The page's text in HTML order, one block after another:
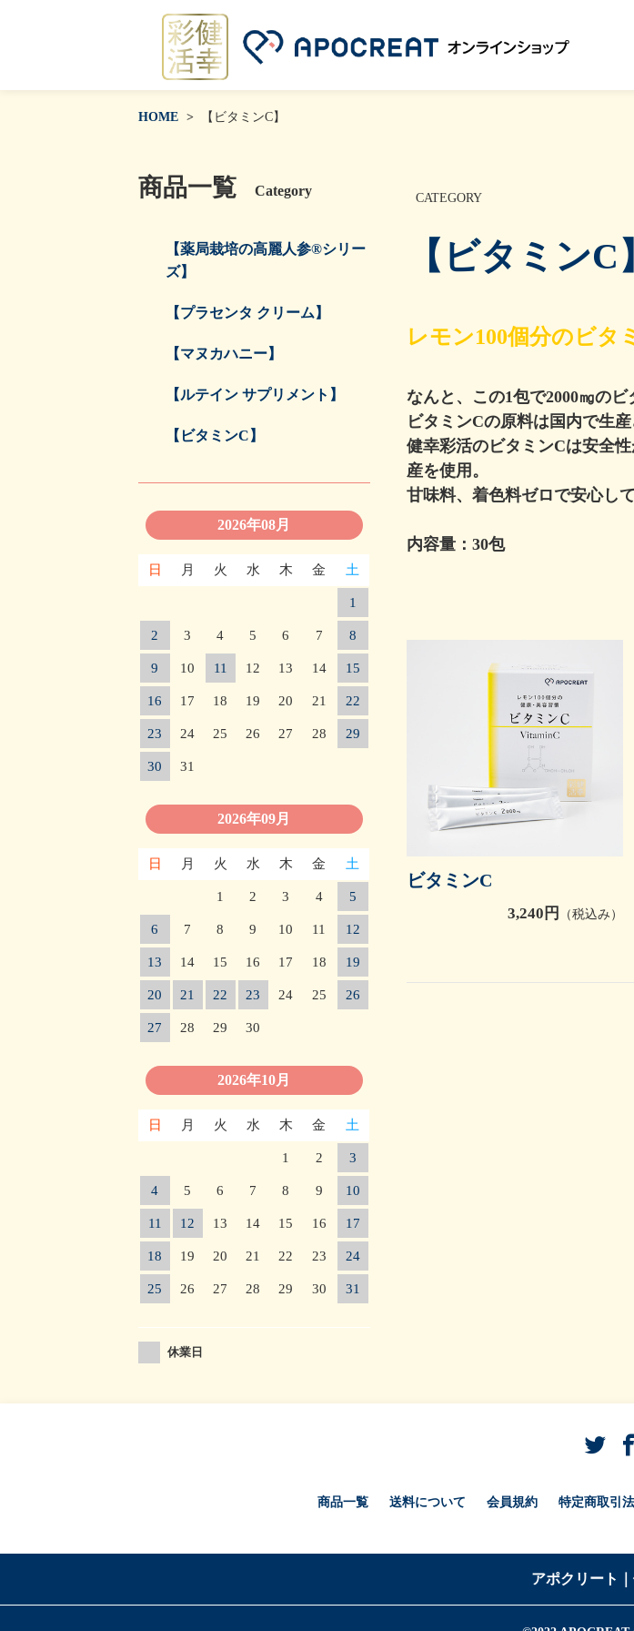
HOME 【ビタミンC】
CATEGORY
【ビタミンC】
レモン100個分のビタ
なんと、この1包で2000㎎のビ
ビタミンCの原料は国内で生
健幸彩活のビタミンCは安全
産を使用。
甘味料、着色料ゼロで安心し
内容量：30包
ビタミンC
3,240円 （税込み）
商品一覧 Category
【薬局栽培の高麗人参®シリー
ズ】
【プラセンタ クリーム】
【マヌカハニー】
【ルテイン サプリメント】
【ビタミンC】
2026年08月
日 月 火 水 木 金 土
1
2 3 4 5 6 7 8
9 10 11 12 13 14 15
16 17 18 19 20 21 22
23 24 25 26 27 28 29
30 31
2026年09月
日 月 火 水 木 金 土
1 2 3 4 5
6 7 8 9 10 11 12
13 14 15 16 17 18 19
20 21 22 23 24 25 26
27 28 29 30
2026年10月
日 月 火 水 木 金 土
1 2 3
4 5 6 7 8 9 10
11 12 13 14 15 16 17
18 19 20 21 22 23 24
25 26 27 28 29 30 31
休業日
商品一覧 送料について 会員規約 特定商取引
アポクリート